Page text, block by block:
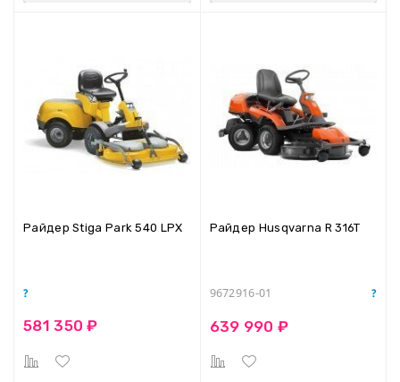
Райдер Stiga Park 540 LPX
581 350 ₽
Райдер Husqvarna R 316T
9672916-01
639 990 ₽